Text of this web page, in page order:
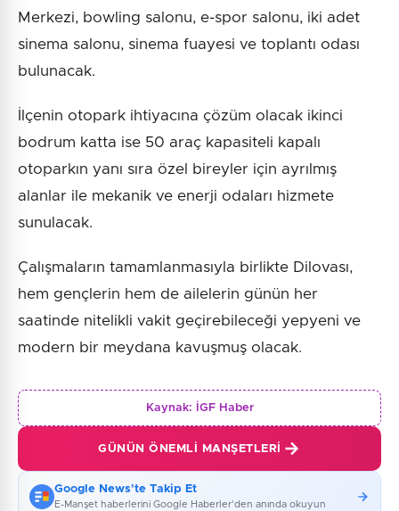
Merkezi, bowling salonu, e-spor salonu, iki adet
sinema salonu, sinema fuayesi ve toplantı odası
bulunacak.
İlçenin otopark ihtiyacına çözüm olacak ikinci
bodrum katta ise 50 araç kapasiteli kapalı
otoparkın yanı sıra özel bireyler için ayrılmış
alanlar ile mekanik ve enerji odaları hizmete
sunulacak.
Çalışmaların tamamlanmasıyla birlikte Dilovası,
hem gençlerin hem de ailelerin günün her
saatinde nitelikli vakit geçirebileceği yepyeni ve
modern bir meydana kavuşmuş olacak.
Kaynak: İGF Haber
GÜNÜN ÖNEMLI MANŞETLERI
Google News'te Takip Et
E-Manşet haberlerini Google Haberler'den anında okuyun